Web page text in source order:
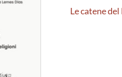
Le catene